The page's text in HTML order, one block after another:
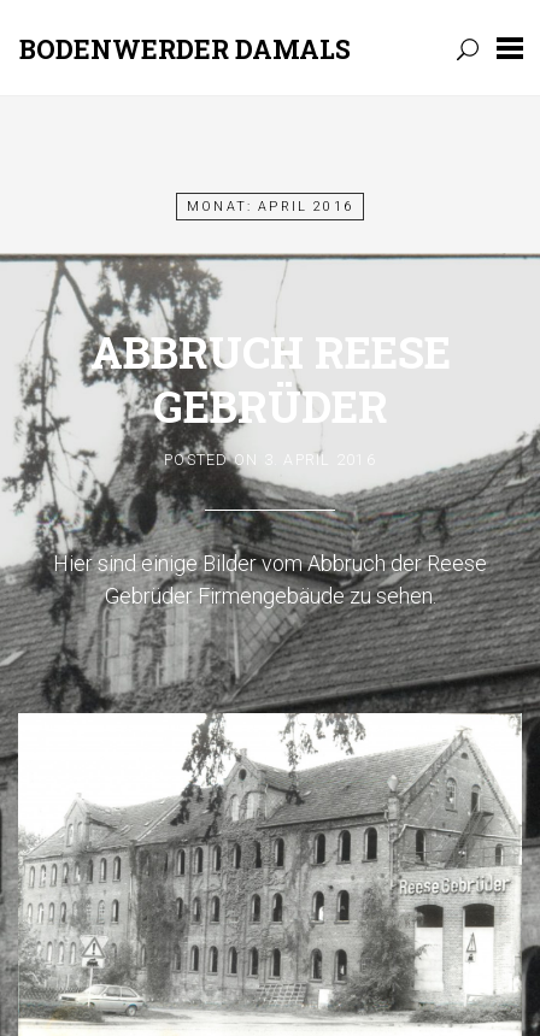
BODENWERDER DAMALS
MONAT:APRIL 2016
ABBRUCH REESE
GEBRÜDER
POSTED ON 3. APRIL 2016
Hier sind einige Bilder vom Abbruch der Reese
Gebrüder Firmengebäude zu sehen.